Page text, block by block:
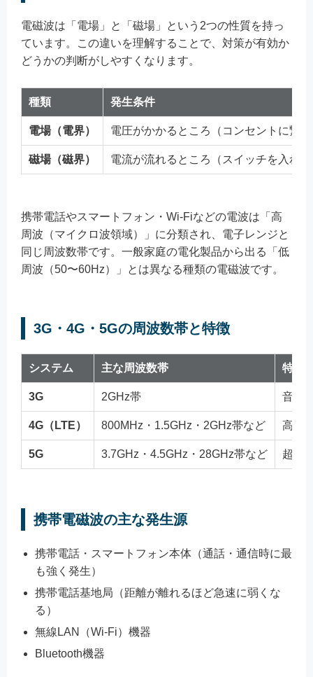
電磁波は「電場」と「磁場」という2つの性質を持っ
ています。この違いを理解することで、対策が有効か
どうかの判断がしやすくなります。
種類 発生条件
電場（電界） 電圧がかかるところ（コンセントに繋
磁場（磁界） 電流が流れるところ（スイッチを入れ
携帯電話やスマートフォン・Wi-Fiなどの電波は「高
周波（マイクロ波領域）」に分類され、電子レンジと
同じ周波数帯です。一般家庭の電化製品から出る「低
周波（50〜60Hz）」とは異なる種類の電磁波です。
3G・4G・5Gの周波数帯と特徴
システム 主な周波数帯 特徴
3G 2GHz帯 音声
4G（LTE） 800MHz・1.5GHz・2GHz帯など 高速
5G 3.7GHz・4.5GHz・28GHz帯など 超高
携帯電磁波の主な発生源
携帯電話・スマートフォン本体（通話・通信時に最
も強く発生）
携帯電話基地局（距離が離れるほど急速に弱くな
る）
無線LAN（Wi-Fi）機器
Bluetooth機器